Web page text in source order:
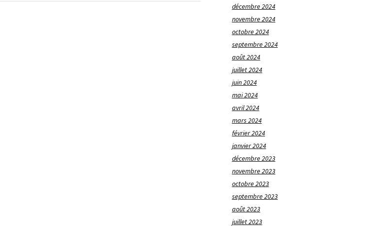
décembre 2024
novembre 2024
octobre 2024
septembre 2024
août 2024
juillet 2024
juin 2024
mai 2024
avril 2024
mars 2024
février 2024
janvier 2024
décembre 2023
novembre 2023
octobre 2023
septembre 2023
août 2023
juillet 2023